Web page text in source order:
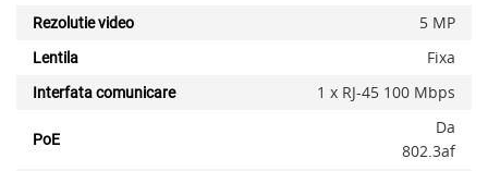
Rezolutie video 5 MP
Lentila Fixa
Interfata comunicare 1 x RJ-45 100 Mbps
PoE
Da
802.3af